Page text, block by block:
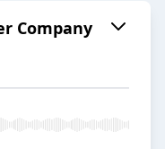
Company